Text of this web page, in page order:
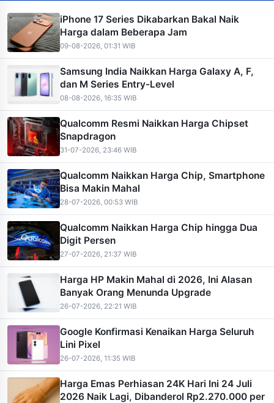
iPhone 17 Series Dikabarkan Bakal Naik
Harga dalam Beberapa Jam
09-08-2026, 01:31 WIB
Samsung India Naikkan Harga Galaxy A, F,
dan M Series Entry-Level
08-08-2026, 16:35 WIB
Qualcomm Resmi Naikkan Harga Chipset
Snapdragon
31-07-2026, 23:46 WIB
Qualcomm Naikkan Harga Chip, Smartphone
Bisa Makin Mahal
28-07-2026, 00:53 WIB
Qualcomm Naikkan Harga Chip hingga Dua
Digit Persen
27-07-2026, 21:37 WIB
Harga HP Makin Mahal di 2026, Ini Alasan
Banyak Orang Menunda Upgrade
26-07-2026, 22:21 WIB
Google Konfirmasi Kenaikan Harga Seluruh
Lini Pixel
26-07-2026, 11:35 WIB
Harga Emas Perhiasan 24K Hari Ini 24 Juli
2026 Naik Lagi, Dibanderol Rp2.270.000 per